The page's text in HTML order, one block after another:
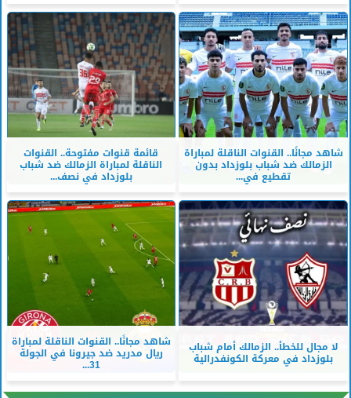
شاهد مجانًا.. القنوات الناقلة لمباراة
الزمالك ضد شباب بلوزداد بدون
تقطيع في...
قائمة قنوات مفتوحة.. القنوات
الناقلة لمباراة الزمالك ضد شباب
بلوزداد في نصف...
لا مجال للخطأ.. الزمالك أمام شباب
بلوزداد في معركة الكونفدرالية
شاهد مجانًا.. القنوات الناقلة لمباراة
ريال مدريد ضد جيرونا في الجولة
31...